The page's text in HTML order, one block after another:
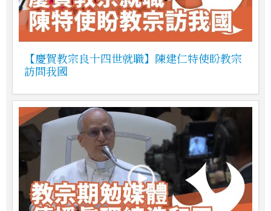
【慶賀教宗良十四世就職】陳建仁特使盼教宗
訪問我國